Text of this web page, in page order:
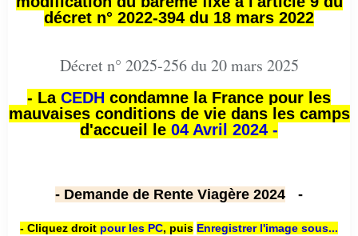
décret n° 2022-394 du 18 mars 2022
Décret n° 2025-256 du 20 mars 2025
- La CEDH condamne la France pour les
mauvaises conditions de vie dans les camps
d'accueil le 04 Avril 2024 -
- Demande de Rente Viagère 2024 -
- Cliquez droit pour les PC, puis Enregistrer l'image sous...